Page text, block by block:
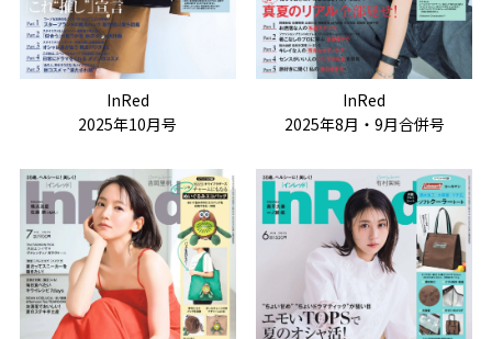
InRed
2025年10月号
InRed
2025年8月・9月合併号